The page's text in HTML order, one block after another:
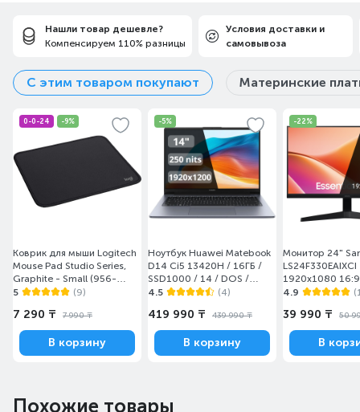
Нашли товар дешевле?
Компенсируем 110% разницы
Условия доставки и
самовывоза
С этим товаром покупают Материнские
0-0-24 -9%
Коврик для мыши Logitech
Mouse Pad Studio Series,
Graphite - Small (956-
000049)
5 (9)
7 290 ₸ 7 990 ₸
В корзину
-5%
Ноутбук Huawei Matebook
D14 Ci5 13420H / 16ГБ /
SSD1000 / 14 / DOS /
(MendelG-W5611D/DOS)
4.5 (4)
419 990 ₸ 439 990 ₸
В корзину
-22%
Монитор 24"
LS24F330EAIXCI
1920x1080
(HDMI+DP) Black
4.9
39 990 ₸ 50
В
Похожие товары